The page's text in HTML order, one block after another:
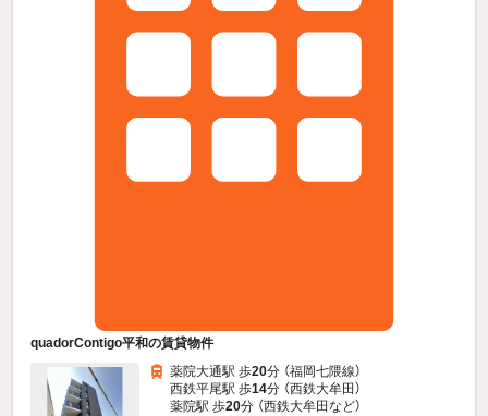
quadorContigo平和の賃貸物件
薬院大通駅 歩20分 （福岡七隈線）
西鉄平尾駅 歩14分 （西鉄大牟田）
薬院駅 歩20分 （西鉄大牟田など）